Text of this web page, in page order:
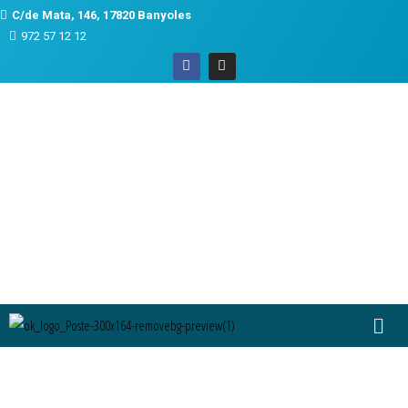
C/de Mata, 146, 17820 Banyoles
972 57 12 12